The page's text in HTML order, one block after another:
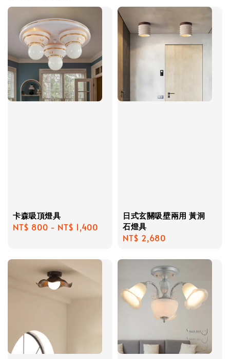
卡森吸頂燈具
Regular
NT$ 800 - NT$ 1,400
日式玄關吸壁兩用 黃洞
石燈具
Regular
NT$ 2,680